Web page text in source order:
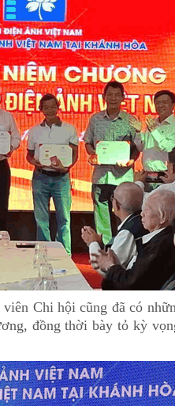
Chi hội cũng đã có
đồng thời bày tỏ kỳ